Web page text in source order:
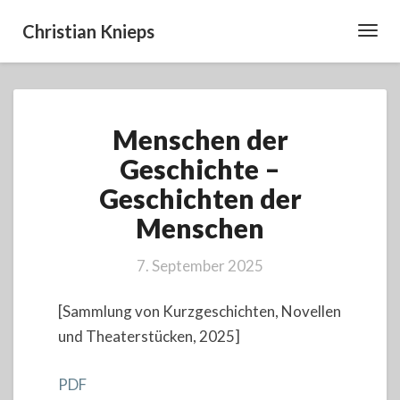
Christian Knieps
der
Geschichte
–
Geschichten
der
Menschen
Menschen der
Geschichte –
Geschichten der
Menschen
7. September 2025
[Sammlung von Kurzgeschichten, Novellen
und Theaterstücken, 2025]
PDF